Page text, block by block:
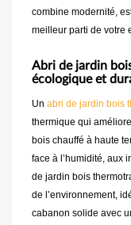
combine modernité,
meilleur parti de votre
Abri de jardin
écologique et
Un abri de jardin bois
thermique qui
bois chauffé à haute
face à l’humidité, aux
de jardin bois
de l’environnement,
cabanon solide avec